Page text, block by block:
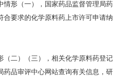
形（一），国家药品监督管理局药
合要求的化学原料药上市许可申请纳
二）（三），相关化学原料药登记
药品审评中心网站查询有关信息，研